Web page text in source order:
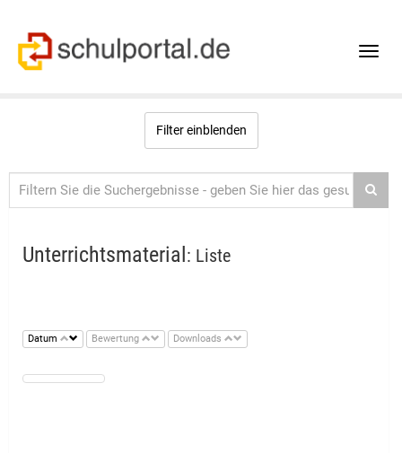
Toggle
Filter einblenden
Unterrichtsmaterial : Liste
Datum Bewertung Downloads